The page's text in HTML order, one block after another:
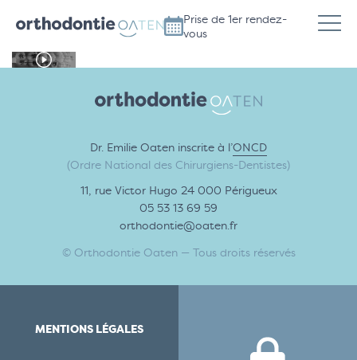
Prise de 1er rendez-
vous
Dr. Emilie Oaten inscrite à l’ONCD
(Ordre National des Chirurgiens-Dentistes)
11, rue Victor Hugo 24 000 Périgueux
05 53 13 69 59
orthodontie@oaten.fr
© Orthodontie Oaten — Tous droits réservés
MENTIONS LÉGALES